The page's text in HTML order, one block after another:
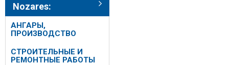
Nozares:
АНГАРЫ,
ПРОИЗВОДСТВО
СТРОИТЕЛЬНЫЕ И
РЕМОНТНЫЕ РАБОТЫ